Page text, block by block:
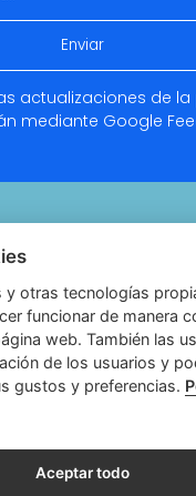
actualizaciones de la
mediante Google
y otras tecnologías
funcionar de manera
web. También las
de los usuarios y
gustos y preferencias.
Aceptar todo